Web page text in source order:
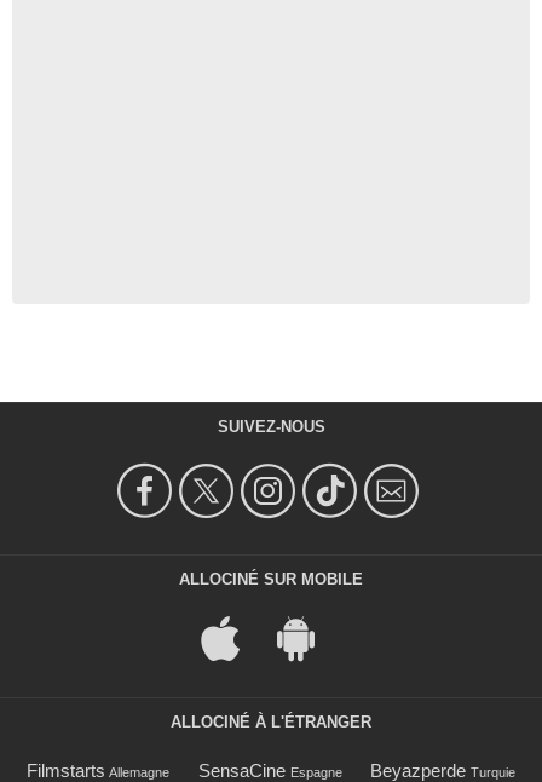
SUIVEZ-NOUS
ALLOCINÉ SUR MOBILE
ALLOCINÉ À L'ÉTRANGER
Filmstarts Allemagne SensaCine Espagne Beyazperde Turquie